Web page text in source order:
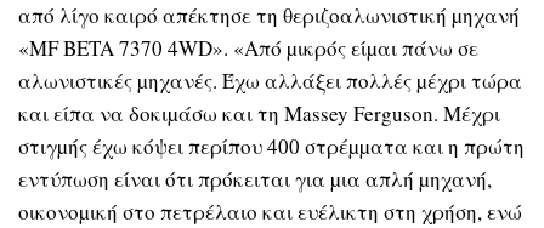
από λίγο καιρό απέκτησε τη θεριζοαλωνιστική µηχανή
«MF BETA 7370 4WD». «Από µικρός είµαι πάνω σε
αλωνιστικές µηχανές. Έχω αλλάξει πολλές µέχρι τώρα
και είπα να δοκιµάσω και τη Massey Ferguson. Μέχρι
στιγµής έχω κόψει περίπου 400 στρέµµατα και η πρώτη
εντύπωση είναι ότι πρόκειται για µια απλή µηχανή,
οικονοµική στο πετρέλαιο και ευέλικτη στη χρήση, ενώ